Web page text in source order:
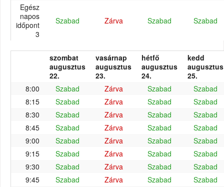
Egész
napos
időpont
3
Szabad Zárva Szabad Szabad
szombat
augusztus
22.
vasárnap
augusztus
23.
hétfő
augusztus
24.
kedd
augusztus
25.
8:00
Szabad Zárva Szabad
Szabad
8:15
Szabad Zárva Szabad
Szabad
8:30
Szabad Zárva Szabad
Szabad
8:45
Szabad Zárva Szabad
Szabad
9:00
Szabad Zárva Szabad
Szabad
9:15
Szabad Zárva Szabad
Szabad
9:30
Szabad Zárva Szabad
Szabad
9:45
Szabad Zárva Szabad
Szabad